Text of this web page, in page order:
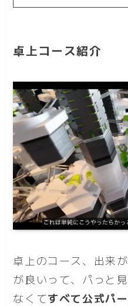
卓上コース紹介
卓上のコース、出来
が良いって、パっと
なくてすべて公式パ